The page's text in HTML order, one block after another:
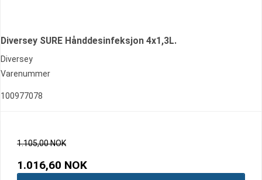
Diversey SURE Hånddesinfeksjon 4x1,3L.
Diversey
Varenummer
100977078
1.105,00 NOK
1.016,60 NOK